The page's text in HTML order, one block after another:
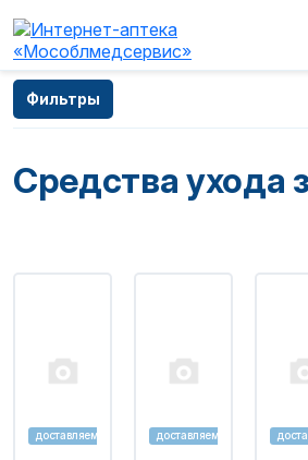
Главная —
— Средства ухода за губами
Средства ухода
Фильтры
доставляем доставляем